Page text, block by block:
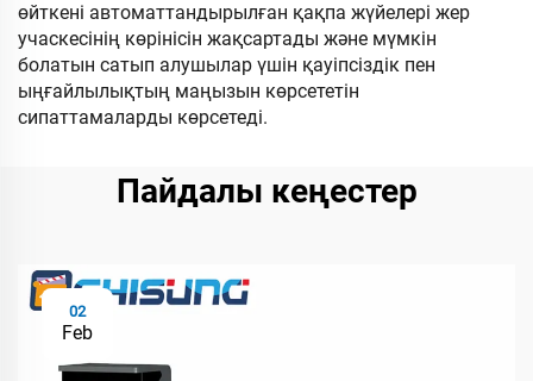
өйткені автоматтандырылған қақпа жүйелері жер
учаскесінің көрінісін жақсартады және мүмкін
болатын сатып алушылар үшін қауіпсіздік пен
ыңғайлылықтың маңызын көрсететін
сипаттамаларды көрсетеді.
Пайдалы кеңестер
02
Feb